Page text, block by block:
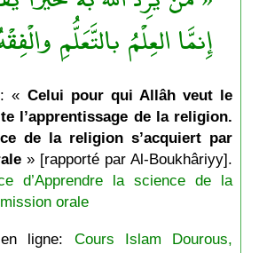
إِنمَّا العِلْمُ بالتَّعَلُّمِ
« Celui pour qui Allâh veut le
l’apprentissage de la religion.
de la religion s’acquiert par
» [rapporté par Al-Boukhâriyy].
d’Apprendre la science de la
orale
ligne: Cours Islam Dourous,